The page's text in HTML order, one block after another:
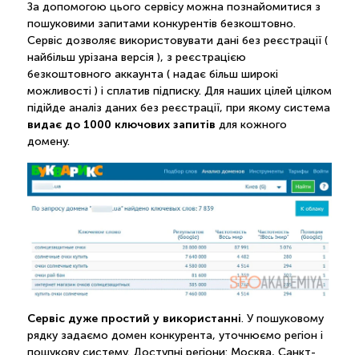
За допомогою цього сервісу можна познайомитися з
пошуковими запитами конкурентів безкоштовно.
Сервіс дозволяє використовувати дані без реєстрації (
найбільш урізана версія ), з реєстрацією
безкоштовного аккаунта ( надає більш широкі
можливості ) і сплатив підписку. Для наших цілей цілком
підійде аналіз даних без реєстрації, при якому система
видає до 1000 ключових запитів для кожного
домену.
Сервіс дуже простий у використанні. У пошуковому
рядку задаємо домен конкурента, уточнюємо регіон і
пошукову систему. Доступні регіони: Москва, Санкт-